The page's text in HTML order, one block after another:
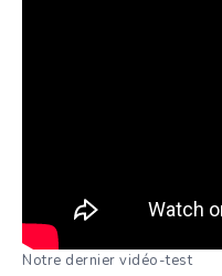
Notre dernier vidéo-test